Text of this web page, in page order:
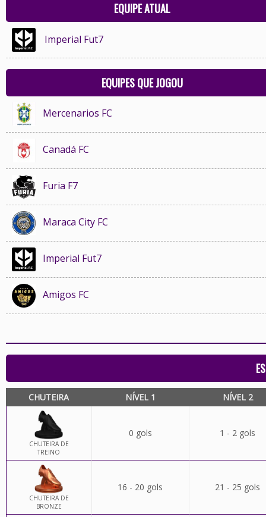
EQUIPE ATUAL
Imperial Fut7
EQUIPES QUE JOGOU
Mercenarios FC
Canadá FC
Furia F7
Maraca City FC
Imperial Fut7
Amigos FC
CHUTEIRA NÍVEL 1 NÍVEL 2
CHUTEIRA DE
TREINO
0 gols 1 - 2 gols
CHUTEIRA DE
BRONZE
16 - 20 gols 21 - 25 gols